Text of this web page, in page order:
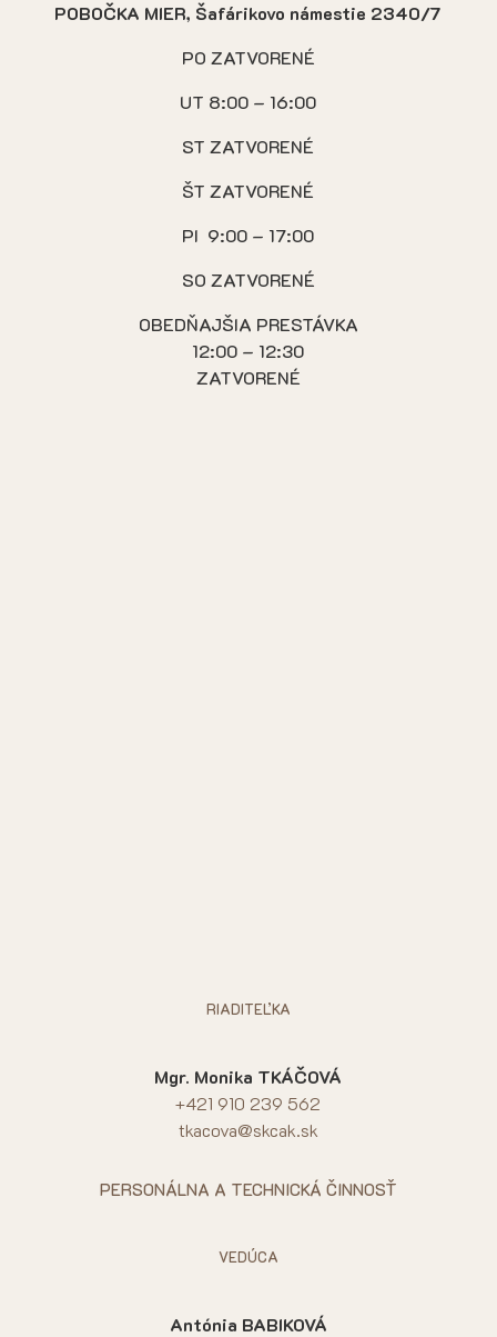
POBOČKA MIER, Šafárikovo námestie 2340/7
PO ZATVORENÉ
UT 8:00 – 16:00
ST ZATVORENÉ
ŠT ZATVORENÉ
PI 9:00 – 17:00
SO ZATVORENÉ
OBEDŇAJŠIA PRESTÁVKA
12:00 – 12:30
ZATVORENÉ
RIADITEĽKA
Mgr. Monika TKÁČOVÁ
+421 910 239 562
tkacova@skcak.sk
PERSONÁLNA A TECHNICKÁ ČINNOSŤ
VEDÚCA
Antónia BABIKOVÁ